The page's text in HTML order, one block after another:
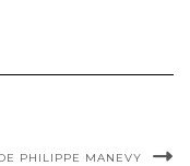
PHILIPPE MANEVY